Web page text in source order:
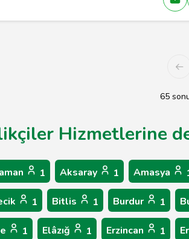
65
Hizmetlerine
1 Aksaray 1 Amasya
1 Bitlis 1 Burdur 1
1 Elâzığ 1 Erzincan 1